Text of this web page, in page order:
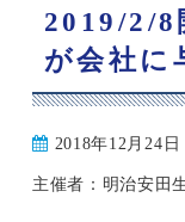
2019/2/8
が会社に
2018年12月24
主催者：明治安田